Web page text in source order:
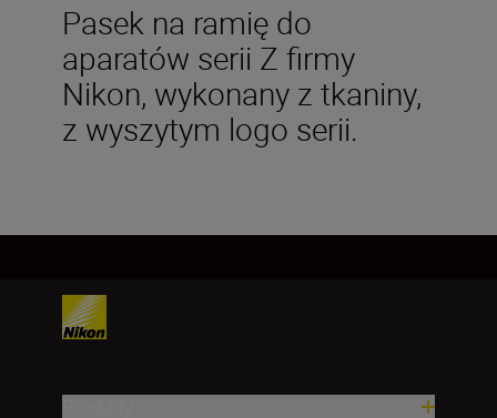
Pasek na ramię do
aparatów serii Z firmy
Nikon, wykonany z tkaniny,
z wyszytym logo serii.